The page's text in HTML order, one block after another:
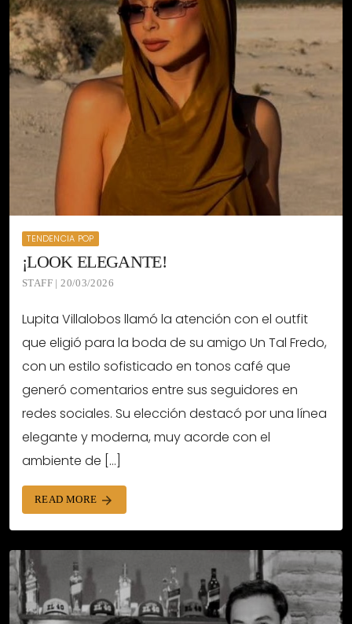
TENDENCIA POP
¡LOOK ELEGANTE!
STAFF | 20/03/2026
Lupita Villalobos llamó la atención con el outfit
que eligió para la boda de su amigo Un Tal Fredo,
con un estilo sofisticado en tonos café que
generó comentarios entre sus seguidores en
redes sociales. Su elección destacó por una línea
elegante y moderna, muy acorde con el
ambiente de […]
READ MORE arrow_forward